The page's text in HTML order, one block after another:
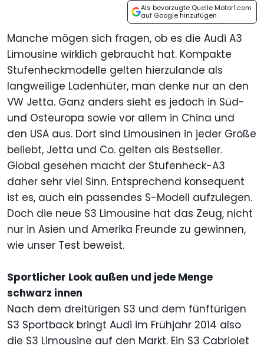
Als bevorzugte Quelle Motor1.com
auf Google hinzufügen
Manche mögen sich fragen, ob es die Audi A3
Limousine wirklich gebraucht hat. Kompakte
Stufenheckmodelle gelten hierzulande als
langweilige Ladenhüter, man denke nur an den
VW Jetta. Ganz anders sieht es jedoch in Süd-
und Osteuropa sowie vor allem in China und
den USA aus. Dort sind Limousinen in jeder Größe
beliebt, Jetta und Co. gelten als Bestseller.
Global gesehen macht der Stufenheck-A3
daher sehr viel Sinn. Entsprechend konsequent
ist es, auch ein passendes S-Modell aufzulegen.
Doch die neue S3 Limousine hat das Zeug, nicht
nur in Asien und Amerika Freunde zu gewinnen,
wie unser Test beweist.
Sportlicher Look außen und jede Menge
schwarz innen
Nach dem dreitürigen S3 und dem fünftürigen
S3 Sportback bringt Audi im Frühjahr 2014 also
die S3 Limousine auf den Markt. Ein S3 Cabriolet